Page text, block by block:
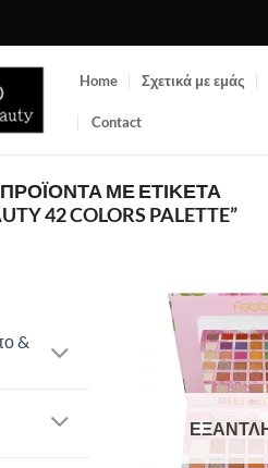
Home Σχετικά με εμάς
Contact
ΠΡΟΪΌΝΤΑ ΜΕ ΕΤΙΚΈΤΑ
42 COLORS PALETTE”
&